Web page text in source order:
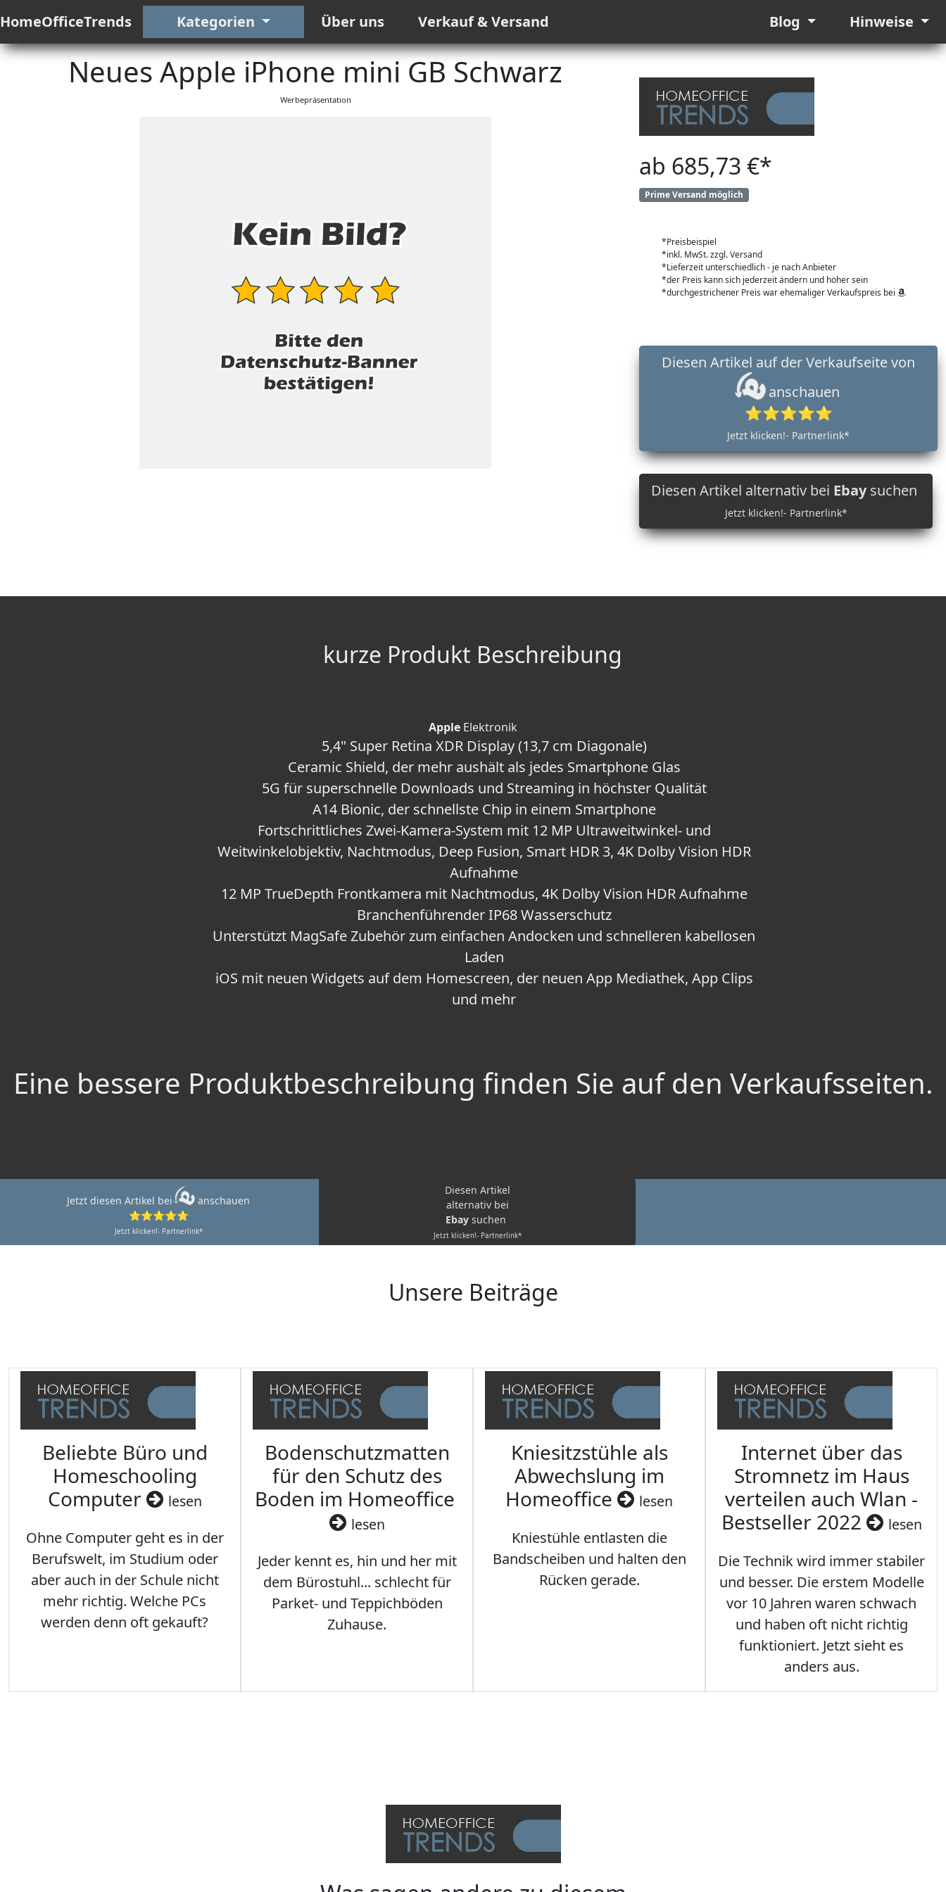
HomeOfficeTrends Kategorien Über uns Verkauf & Versand Blog Hinweise
Neues Apple iPhone mini GB Schwarz
Werbepräsentation
ab 685,73 €*
Prime Versand möglich
*Preisbeispiel
*inkl. MwSt. zzgl. Versand
*Lieferzeit unterschiedlich - je nach Anbieter
*der Preis kann sich jederzeit ändern und höher sein
*durchgestrichener Preis war ehemaliger Verkaufspreis bei
anschauen
⭐⭐⭐⭐⭐
Jetzt klicken!- Partnerlink*
Diesen Artikel alternativ bei Ebaysuchen
Jetzt klicken!- Partnerlink*
kurze Produkt Beschreibung
AppleElektronik
5,4" Super Retina XDR Display (13,7 cm Diagonale)
Ceramic Shield, der mehr aushält als jedes Smartphone Glas
5G für superschnelle Downloads und Streaming in höchster Qualität
A14 Bionic, der schnellste Chip in einem Smartphone
Fortschrittliches Zwei‑Kamera-System mit 12 MP Ultraweitwinkel‑ und
Weitwinkelobjektiv, Nachtmodus, Deep Fusion, Smart HDR 3, 4K Dolby Vision HDR
Aufnahme
12 MP TrueDepth Frontkamera mit Nachtmodus, 4K Dolby Vision HDR Aufnahme
Branchenführender IP68 Wasserschutz
Unterstützt MagSafe Zubehör zum einfachen Andocken und schnelleren kabellosen
Laden
iOS mit neuen Widgets auf dem Homescreen, der neuen App Mediathek, App Clips
und mehr
Eine bessere Produktbeschreibung finden Sie auf den Verkaufsseiten.
Jetzt diesen Artikel bei
anschauen
⭐⭐⭐⭐⭐
Jetzt klicken!- Partnerlink*
Diesen Artikel
alternativ bei
Ebay suchen
Jetzt klicken!- Partnerlink*
Unsere Beiträge
Beliebte Büro und
Homeschooling
Computer
lesen
Ohne Computer geht es in der
Berufswelt, im Studium oder
aber auch in der Schule nicht
mehr richtig. Welche PCs
werden denn oft gekauft?
Bodenschutzmatten
für den Schutz des
Boden im Homeoffice
lesen
Jeder kennt es, hin und her mit
dem Bürostuhl... schlecht für
Parket- und Teppichböden
Zuhause.
Kniesitzstühle als
Abwechslung im
Homeoffice
lesen
Kniestühle entlasten die
Bandscheiben und halten den
Rücken gerade.
Internet über das
Stromnetz im Haus
verteilen auch Wlan -
Bestseller 2022
lesen
Die Technik wird immer stabiler
und besser. Die erstem Modelle
vor 10 Jahren waren schwach
und haben oft nicht richtig
funktioniert. Jetzt sieht es
anders aus.